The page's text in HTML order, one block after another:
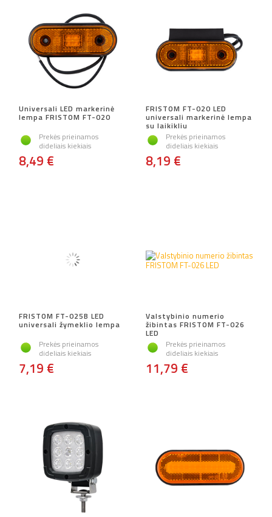
Universali LED markerinė
lempa FRISTOM FT-020
Prekės prieinamos
dideliais kiekiais
8,49 €
FRISTOM FT-020 LED
universali markerinė lempa
su laikikliu
Prekės prieinamos
dideliais kiekiais
8,19 €
FRISTOM FT-025B LED
universali žymeklio lempa
Prekės prieinamos
dideliais kiekiais
7,19 €
Valstybinio numerio
žibintas FRISTOM FT-026
LED
Prekės prieinamos
dideliais kiekiais
11,79 €